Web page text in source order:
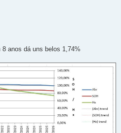
anos dá uns belos 1,74%